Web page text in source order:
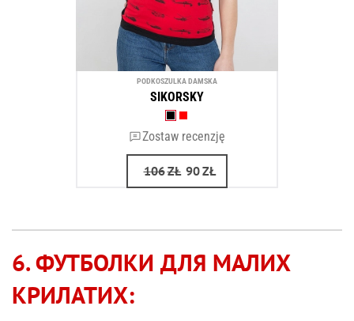
PODKOSZULKA DAMSKA
SIKORSKY
Zostaw recenzję
106ZŁ 90ZŁ
6. ФУТБОЛКИ ДЛЯ МАЛИХ
КРИЛАТИХ: